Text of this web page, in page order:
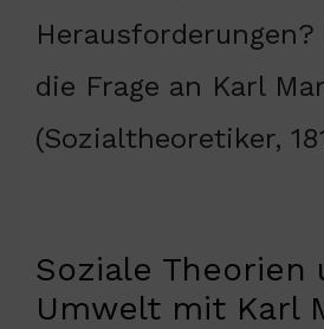
die Frage an Karl
(Sozialtheoretiker,
Soziale Theorien
Umwelt mit Karl